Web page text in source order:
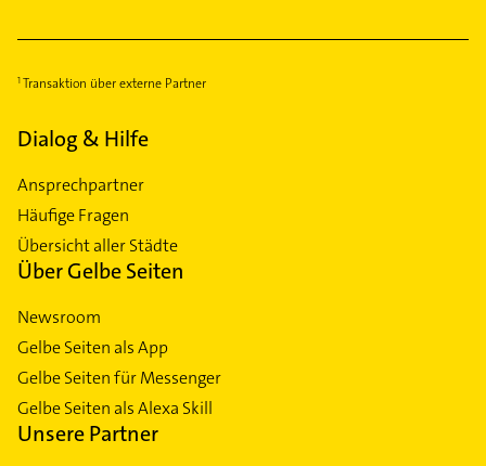
Transaktion über externe Partner
Dialog & Hilfe
Ansprechpartner
Häufige Fragen
Übersicht aller Städte
Über Gelbe Seiten
Newsroom
Gelbe Seiten als App
Gelbe Seiten für Messenger
Gelbe Seiten als Alexa Skill
Unsere Partner